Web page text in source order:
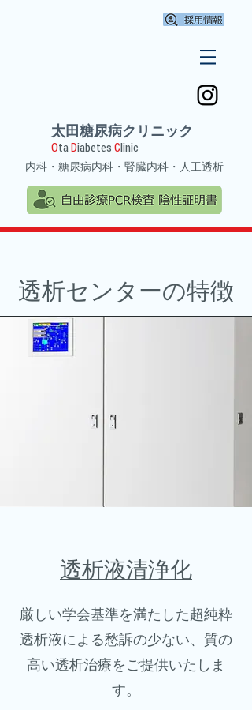
太田糖尿病クリニック
OtaDiabetes Clinic
​内科・糖尿病内科・腎臓内科 ・人工透析
​透析センターの特徴
透析液清浄化​
厳しい学会基準を満たした超純粋
透析液による愁訴の少ない、質の
高い透析治療をご提供いたしま
す。